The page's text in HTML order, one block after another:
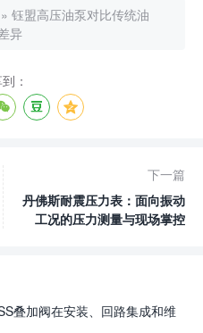
» 钰盟高压油泵对比传统油
异
：
下一篇
丹佛斯耐震压力表：面向振动
工况的压力测量与现场掌控
叠加阀在安装、回路集成和维